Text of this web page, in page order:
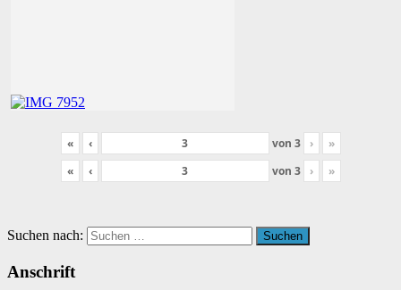
« ‹ von 3 ›
»
«
‹ von 3 › »
Suchen nach: Suchen
Anschrift